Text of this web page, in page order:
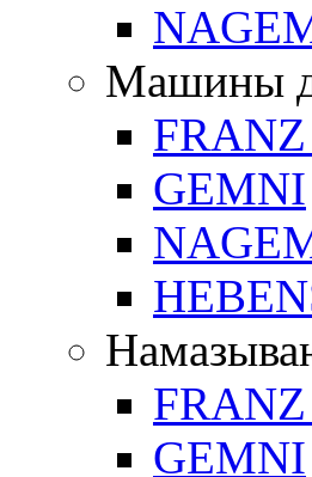
Машины
GEMNI
GEMNI